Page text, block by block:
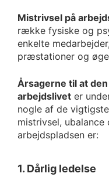
Mistrivsel på
række fysiske og
enkelte
præstationer og
Årsagerne til at
arbejdslivet er
nogle af de
mistrivsel,
arbejdspladsen er:
1. Dårlig ledelse